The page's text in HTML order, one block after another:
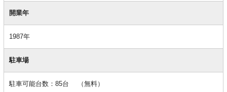
開業年
1987年
駐車場
駐車可能台数：85台 （無料）